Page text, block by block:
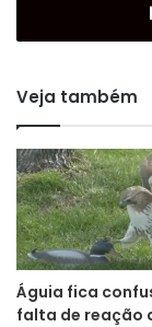
Veja também
Águia fica
falta de reação